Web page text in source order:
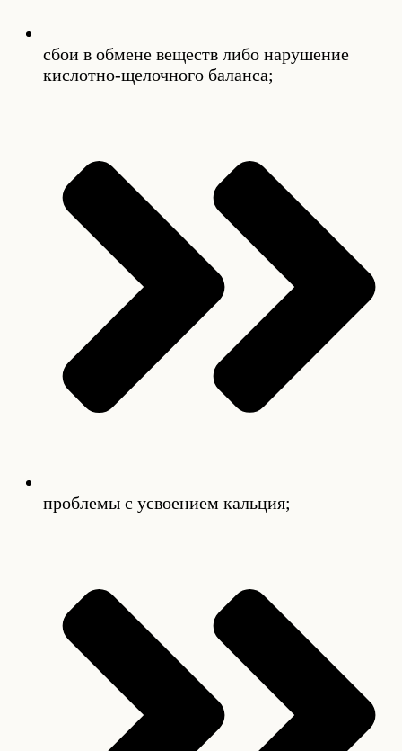
сбои в обмене веществ либо нарушение
кислотно-щелочного баланса;
проблемы с усвоением кальция;